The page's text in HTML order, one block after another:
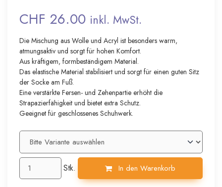
CHF 26.00 inkl. MwSt.
Die Mischung aus Wolle und Acryl ist besonders warm,
atmungsaktiv und sorgt für hohen Komfort.
Aus kräftigem, formbeständigem Material.
Das elastische Material stabilisiert und sorgt für einen guten Sitz
der Socke am Fuß.
Eine verstärkte Fersen- und Zehenpartie erhöht die
Strapazierfähigkeit und bietet extra Schutz.
Geeignet für geschlossenes Schuhwerk.
Stk. In den Warenkorb